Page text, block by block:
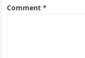
Comment*